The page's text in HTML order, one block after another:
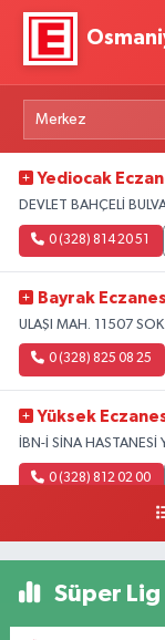
Yediocak
DEVLET BAHÇELİ
0 (328) 814 20 51
Bayrak
ULAŞI MAH. 11507
0 (328) 825 08 25
Yüksek
İBN-İ SİNA HASTANESİ
0 (328) 812 02 00
Süper